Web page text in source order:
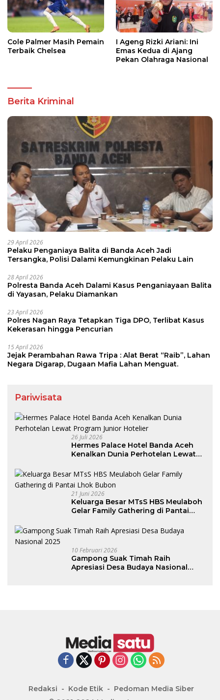
Cole Palmer Masih Pemain
Terbaik Chelsea
I Ageng Rizki Ariani: Ini
Emas Kedua di Ajang
Pekan Olahraga Nasional
Berita Kriminal
29 April 2026
Pelaku Penganiaya Balita di Banda Aceh Jadi
Tersangka, Polisi Dalami Kemungkinan Pelaku Lain
28 April 2026
Polresta Banda Aceh Dalami Kasus Penganiayaan Balita
di Yayasan, Pelaku Diamankan
23 April 2026
Polres Nagan Raya Tetapkan Tiga DPO, Terlibat Kasus
Kekerasan hingga Pencurian
15 April 2026
Jejak Perambahan Rawa Tripa : Alat Berat “Raib”, Lahan
Negara Digarap, Dugaan Mafia Lahan Menguat.
Pariwisata
26 Juli 2026
Hermes Palace Hotel Banda Aceh
Kenalkan Dunia Perhotelan Lewat
21 Juni 2026
Keluarga Besar MTsS HBS Meulaboh
Gelar Family Gathering di Pantai
10 Februari 2026
Gampong Suak Timah Raih
Apresiasi Desa Budaya Nasional
Redaksi Kode Etik
Pedoman Media Siber